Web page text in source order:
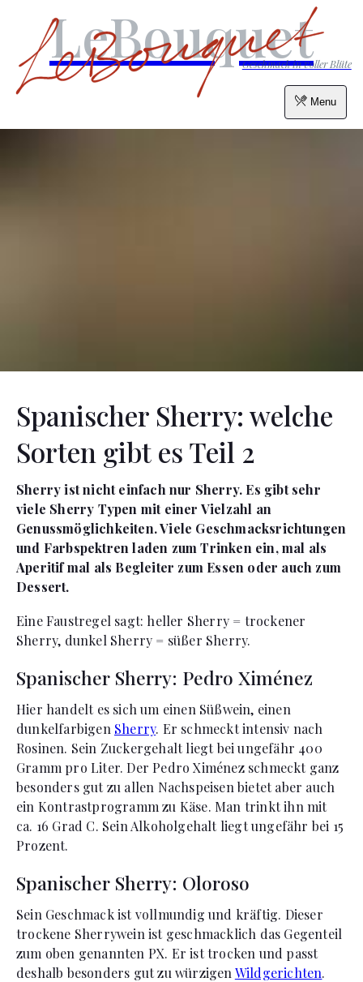
Menu
LeBouquet
Geschmack in voller Blüte
Spanischer Sherry: welche
Sorten gibt es Teil 2
Sherry ist nicht einfach nur Sherry. Es gibt sehr
viele Sherry Typen mit einer Vielzahl an
Genussmöglichkeiten. Viele Geschmacksrichtungen
und Farbspektren laden zum Trinken ein, mal als
Aperitif mal als Begleiter zum Essen oder auch zum
Dessert.
Eine Faustregel sagt: heller Sherry = trockener
Sherry, dunkel Sherry = süßer Sherry.
Spanischer Sherry: Pedro Ximénez
Hier handelt es sich um einen Süßwein, einen
dunkelfarbigen Sherry. Er schmeckt intensiv nach
Rosinen. Sein Zuckergehalt liegt bei ungefähr 400
Gramm pro Liter. Der Pedro Ximénez schmeckt ganz
besonders gut zu allen Nachspeisen bietet aber auch
ein Kontrastprogramm zu Käse. Man trinkt ihn mit
ca. 16 Grad C. Sein Alkoholgehalt liegt ungefähr bei 15
Prozent.
Spanischer Sherry: Oloroso
Sein Geschmack ist vollmundig und kräftig. Dieser
trockene Sherrywein ist geschmacklich das Gegenteil
zum oben genannten PX. Er ist trocken und passt
deshalb besonders gut zu würzigen Wildgerichten.